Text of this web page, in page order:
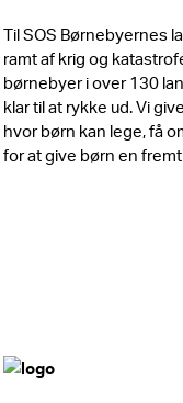
Til SOS Børnebyernes
ramt af krig og
børnebyer i over 130
klar til at rykke ud. Vi
hvor børn kan lege, få
for at give børn en